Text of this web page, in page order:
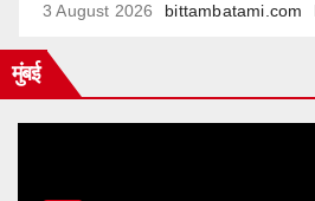
3 August 2026 bittambatami.com
मुंबई